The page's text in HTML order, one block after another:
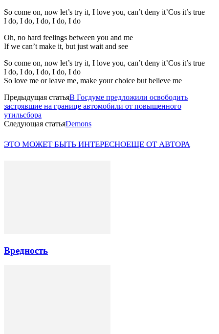
So come on, now let’s try it, I love you, can’t deny it’Cos it’s true
I do, I do, I do, I do, I do
Oh, no hard feelings between you and me
If we can’t make it, but just wait and see
So come on, now let’s try it, I love you, can’t deny it’Cos it’s true
I do, I do, I do, I do, I do
So love me or leave me, make your choice but believe me
Предыдущая статьяВ Госдуме предложили освободить
застрявшие на границе автомобили от повышенного
утильсбора
Следующая статьяDemons
ЭТО МОЖЕТ БЫТЬ ИНТЕРЕСНОЕЩЕ ОТ АВТОРА
Вредность